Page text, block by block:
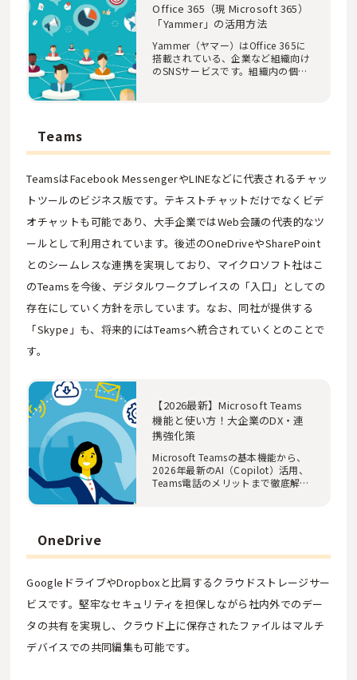
Office 365（現 Microsoft 365）
「Yammer」の活用方法
Yammer（ヤマー）はOffice 365に
搭載されている、企業など組織向け
のSNSサービスです。組織内の個人
Teams
TeamsはFacebook MessengerやLINEなどに代表されるチャッ
トツールのビジネス版です。テキストチャットだけでなくビデ
オチャットも可能であり、大手企業ではWeb会議の代表的なツ
ールとして利用されています。後述のOneDriveやSharePoint
とのシームレスな連携を実現しており、マイクロソフト社はこ
のTeamsを今後、デジタルワークプレイスの「入口」としての
存在にしていく方針を示しています。なお、同社が提供する
「Skype」も、将来的にはTeamsへ統合されていくとのことで
す。
【2026最新】Microsoft Teams
機能と使い方！大企業のDX・連
携強化策
Microsoft Teamsの基本機能から、
2026年最新のAI（Copilot）活用、
Teams電話のメリットまで徹底解
OneDrive
GoogleドライブやDropboxと比肩するクラウドストレージサー
ビスです。堅牢なセキュリティを担保しながら社内外でのデー
タの共有を実現し、クラウド上に保存されたファイルはマルチ
デバイスでの共同編集も可能です。